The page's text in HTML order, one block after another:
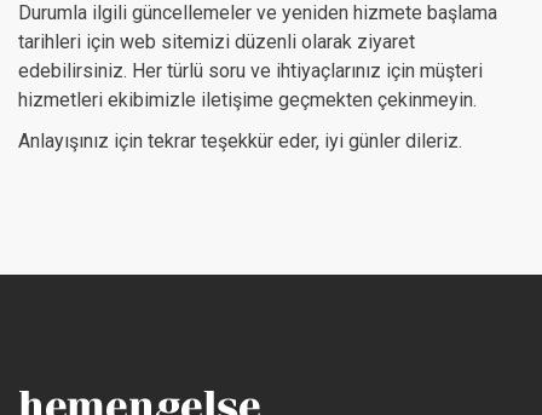
Durumla ilgili güncellemeler ve yeniden hizmete başlama
tarihleri için web sitemizi düzenli olarak ziyaret
edebilirsiniz. Her türlü soru ve ihtiyaçlarınız için müşteri
hizmetleri ekibimizle iletişime geçmekten çekinmeyin.
Anlayışınız için tekrar teşekkür eder, iyi günler dileriz.